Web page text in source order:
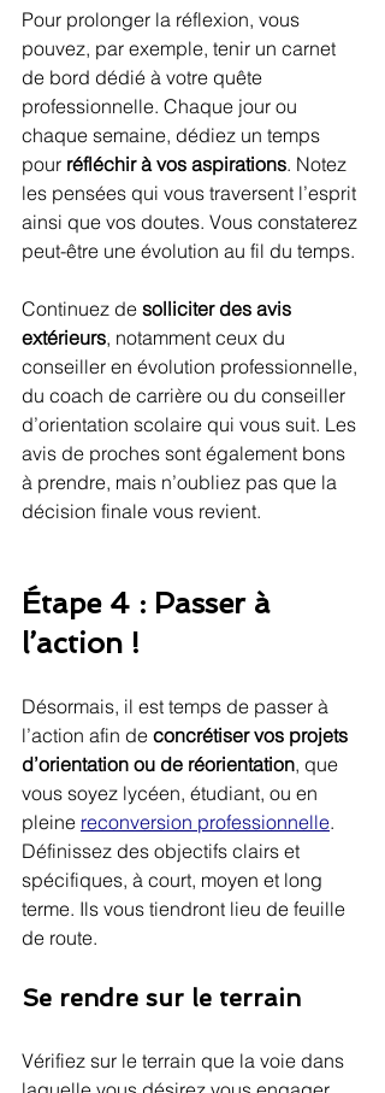
Pour prolonger la réflexion, vous
pouvez, par exemple, tenir un carnet
de bord dédié à votre quête
professionnelle. Chaque jour ou
chaque semaine, dédiez un temps
pour réfléchir à vos aspirations. Notez
les pensées qui vous traversent l’esprit
ainsi que vos doutes. Vous constaterez
peut-être une évolution au fil du temps.
Continuez de solliciter des avis
extérieurs, notamment ceux du
conseiller en évolution professionnelle,
du coach de carrière ou du conseiller
d’orientation scolaire qui vous suit. Les
avis de proches sont également bons
à prendre, mais n’oubliez pas que la
décision finale vous revient.
Étape 4 : Passer à
l’action !
Désormais, il est temps de passer à
l’action afin de concrétiser vos projets
d’orientation ou de réorientation, que
vous soyez lycéen, étudiant, ou en
pleine reconversion professionnelle.
Définissez des objectifs clairs et
spécifiques, à court, moyen et long
terme. Ils vous tiendront lieu de feuille
de route.
Se rendre sur le terrain
Vérifiez sur le terrain que la voie dans